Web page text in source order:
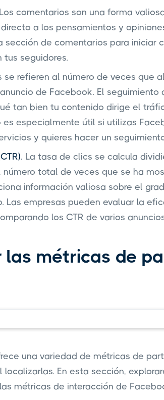
Los comentarios son una forma
a los pensamientos y
sección de comentarios para iniciar
tus seguidores.
se refieren al número de veces que
de Facebook. El
tan bien tu contenido dirige el
es especialmente útil si utilizas
y quieres hacer un
La tasa de clics se calcula
número total de veces que se ha
información valiosa sobre el
Las empresas pueden evaluar la
los CTR de varios
las métricas de
una variedad de métricas de
localizarlas. En esta sección,
métricas de interacción de